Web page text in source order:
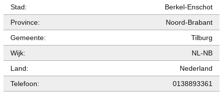
Stad:
Berkel-Enschot
Province:
Noord-Brabant
Gemeente:
Tilburg
Wijk:
NL-NB
Land:
Nederland
Telefoon:
0138893361